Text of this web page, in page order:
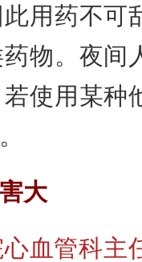
用药不可
物。夜间
使用某种
大
血管科主